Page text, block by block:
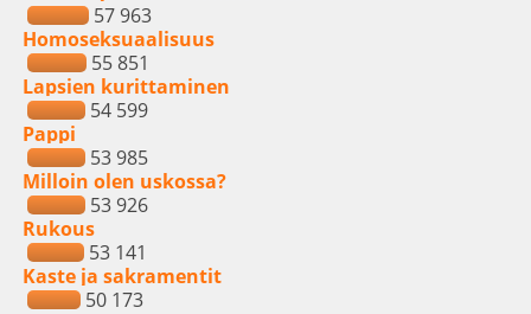
57 963
Homoseksuaalisuus
55 851
Lapsien kurittaminen
54 599
Pappi
53 985
Milloin olen uskossa?
53 926
Rukous
53 141
Kaste ja sakramentit
50 173